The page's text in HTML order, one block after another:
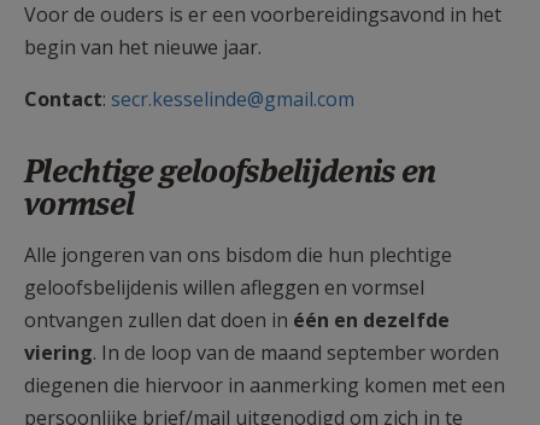
Voor de ouders is er een voorbereidingsavond in het
begin van het nieuwe jaar.
Contact: secr.kesselinde@gmail.com
Plechtige geloofsbelijdenis en
vormsel
Alle jongeren van ons bisdom die hun plechtige
geloofsbelijdenis willen afleggen en vormsel
ontvangen zullen dat doen in één en dezelfde
viering. In de loop van de maand september worden
diegenen die hiervoor in aanmerking komen met een
persoonlijke brief/mail uitgenodigd om zich in te